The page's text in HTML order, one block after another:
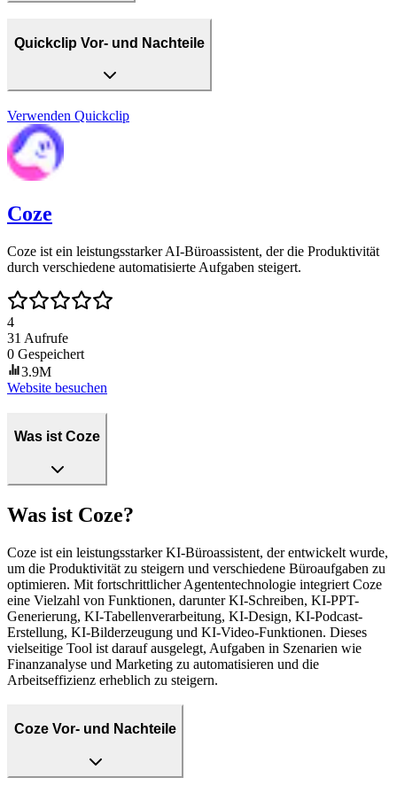
Quickclip Vor- und Nachteile
Verwenden Quickclip
Coze
Coze ist ein leistungsstarker AI-Büroassistent, der die Produktivität
durch verschiedene automatisierte Aufgaben steigert.
4
31 Aufrufe
0 Gespeichert
3.9M
Website besuchen
Was ist Coze
Was ist Coze?
Coze ist ein leistungsstarker KI-Büroassistent, der entwickelt wurde,
um die Produktivität zu steigern und verschiedene Büroaufgaben zu
optimieren. Mit fortschrittlicher Agententechnologie integriert Coze
eine Vielzahl von Funktionen, darunter KI-Schreiben, KI-PPT-
Generierung, KI-Tabellenverarbeitung, KI-Design, KI-Podcast-
Erstellung, KI-Bilderzeugung und KI-Video-Funktionen. Dieses
vielseitige Tool ist darauf ausgelegt, Aufgaben in Szenarien wie
Finanzanalyse und Marketing zu automatisieren und die
Arbeitseffizienz erheblich zu steigern.
Coze Vor- und Nachteile